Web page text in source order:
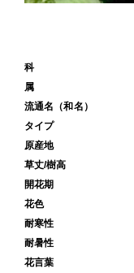
科
属
流通名（和名）
タイプ
原産地
草丈/樹高
開花期
花色
耐寒性
耐暑性
花言葉